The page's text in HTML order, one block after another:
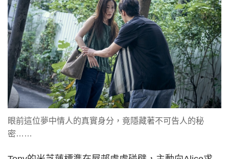
眼前這位夢中情人的真實身分，竟隱藏著不可告人的秘
密……